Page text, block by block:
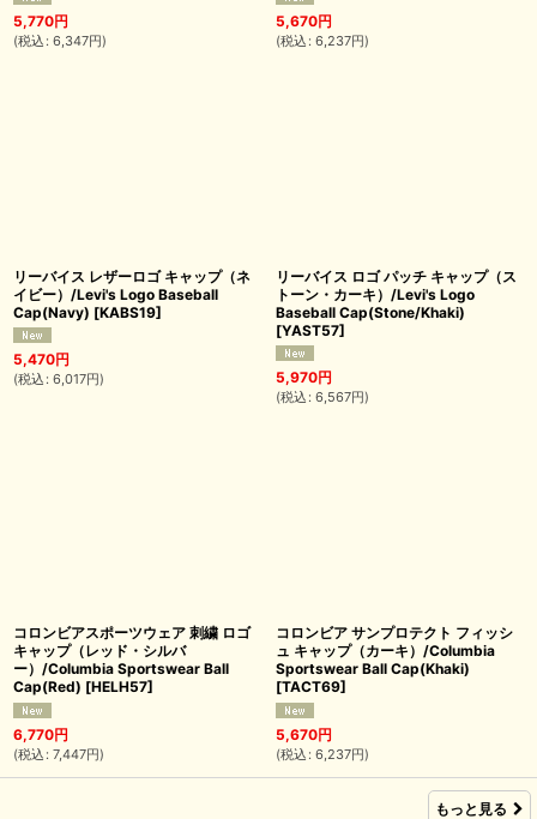
5,770円
(税込 : 6,347円)
5,670円
(税込 : 6,237円)
リーバイス レザーロゴ キャップ（ネ
イビー）/Levi's Logo Baseball
Cap(Navy) [KABS19]
5,470円
(税込 : 6,017円)
リーバイス ロゴ パッチ キャップ（ス
トーン・カーキ）/Levi's Logo
Baseball Cap(Stone/Khaki)
[YAST57]
5,970円
(税込 : 6,567円)
コロンビアスポーツウェア 刺繍 ロゴ
キャップ（レッド・シルバ
ー）/Columbia Sportswear Ball
Cap(Red) [HELH57]
6,770円
(税込 : 7,447円)
コロンビア サンプロテクト フィッシ
ュ キャップ（カーキ）/Columbia
Sportswear Ball Cap(Khaki)
[TACT69]
5,670円
(税込 : 6,237円)
もっと見る